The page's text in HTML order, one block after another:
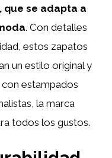
que se adapta a
. Con detalles
estos zapatos
un estilo original y
estampados
la marca
todos los gustos.